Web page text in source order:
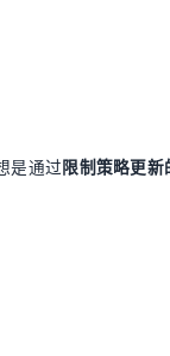
是通过限制策略更